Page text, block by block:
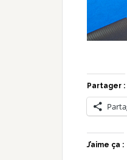
Partager :
J’aime ça :